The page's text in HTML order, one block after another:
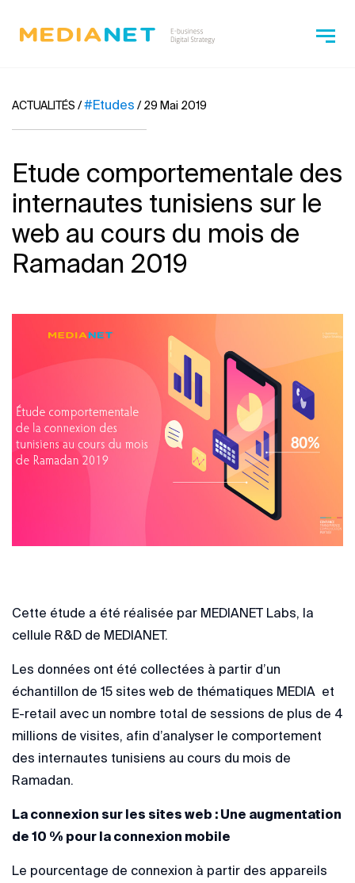
ACTUALITÉS /#Etudes / 29 Mai 2019
Etude comportementale des
internautes tunisiens sur le
web au cours du mois de
Ramadan 2019
Cette étude a été réalisée par MEDIANET Labs, la
cellule R&D de MEDIANET.
Les données ont été collectées à partir d’un
échantillon de 15 sites web de thématiques MEDIA et
E-retail avec un nombre total de sessions de plus de 4
millions de visites, afin d’analyser le comportement
des internautes tunisiens au cours du mois de
Ramadan.
La connexion sur les sites web : Une augmentation
de 10 % pour la connexion mobile
Le pourcentage de connexion à partir des appareils